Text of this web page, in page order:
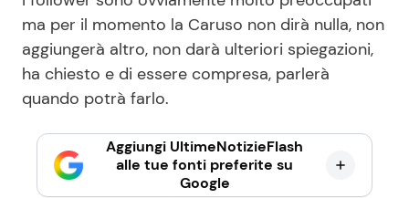
ma per il momento la Caruso non dirà nulla, non
aggiungerà altro, non darà ulteriori spiegazioni,
ha chiesto e di essere compresa, parlerà
quando potrà farlo.
Aggiungi UltimeNotizieFlash
alle tue fonti preferite su
Google